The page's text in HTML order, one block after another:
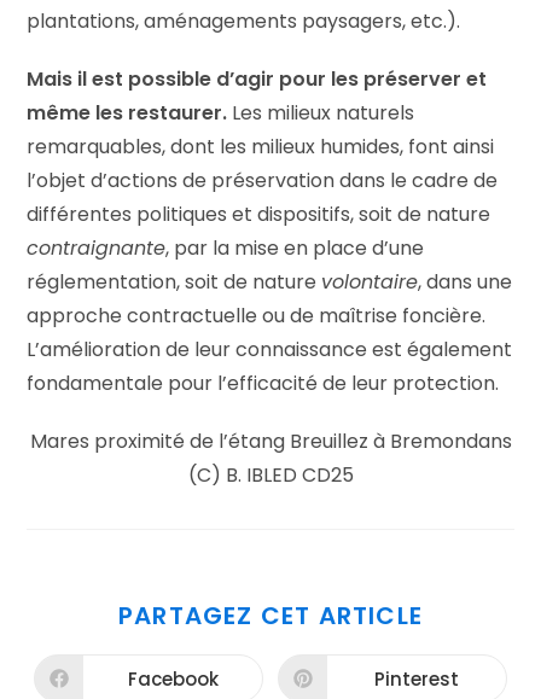
plantations, aménagements paysagers, etc.).
Mais il est possible d’agir pour les préserver et
même les restaurer. Les milieux naturels
remarquables, dont les milieux humides, font ainsi
l’objet d’actions de préservation dans le cadre de
différentes politiques et dispositifs, soit de nature
contraignante, par la mise en place d’une
réglementation, soit de nature volontaire, dans une
approche contractuelle ou de maîtrise foncière.
L’amélioration de leur connaissance est également
fondamentale pour l’efficacité de leur protection.
Mares proximité de l’étang Breuillez à Bremondans
(C) B. IBLED CD25
PARTAGEZ CET ARTICLE
Ouvrir
Facebook Ouvrir
Pinterest